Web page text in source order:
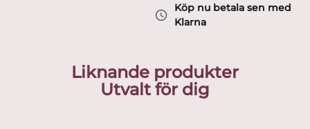
Köp nu betala sen med
Klarna
Liknande produkter
Utvalt för dig